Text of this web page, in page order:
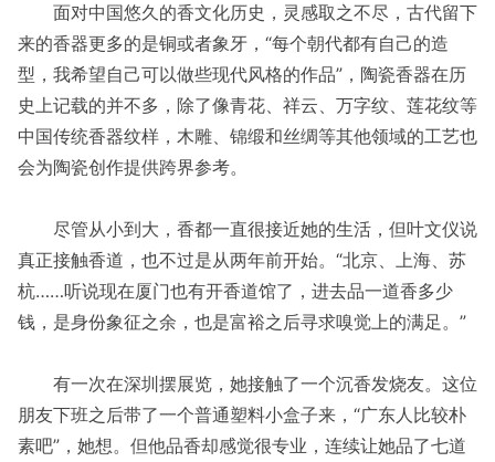
面对中国悠久的香文化历史，灵感取之不尽，古代留下
来的香器更多的是铜或者象牙，“每个朝代都有自己的造
型，我希望自己可以做些现代风格的作品”，陶瓷香器在历
史上记载的并不多，除了像青花、祥云、万字纹、莲花纹等
中国传统香器纹样，木雕、锦缎和丝绸等其他领域的工艺也
会为陶瓷创作提供跨界参考。
尽管从小到大，香都一直很接近她的生活，但叶文仪说
真正接触香道，也不过是从两年前开始。“北京、上海、苏
杭……听说现在厦门也有开香道馆了，进去品一道香多少
钱，是身份象征之余，也是富裕之后寻求嗅觉上的满足。”
有一次在深圳摆展览，她接触了一个沉香发烧友。这位
朋友下班之后带了一个普通塑料小盒子来，“广东人比较朴
素吧”，她想。但他品香却感觉很专业，连续让她品了七道